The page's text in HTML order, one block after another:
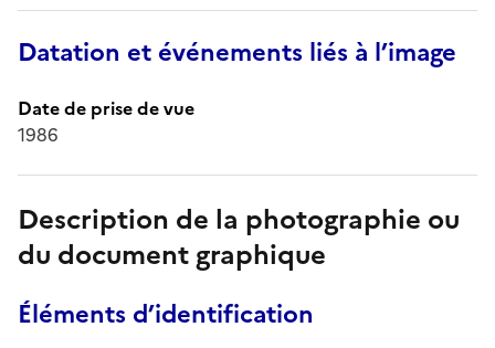
Datation et événements liés à l’image
Date de prise de vue
1986
Description de la photographie ou
du document graphique
Éléments d’identification